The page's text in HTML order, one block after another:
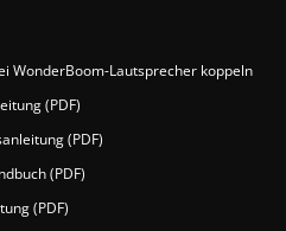
WonderBoom-Lautsprecher koppeln
(PDF)
(PDF)
(PDF)
(PDF)